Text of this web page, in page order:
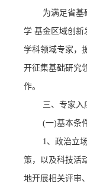
为满足省基
学 基金区域创新
学科领域专家，
开征集基础研究
作。
三、专家入
(一)基本条
1、政治立
策，以及科技活
地开展相关评审